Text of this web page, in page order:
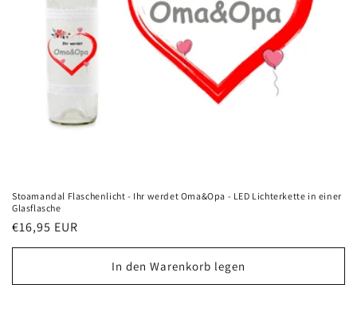
Stoamandal Flaschenlicht - Ihr werdet Oma&Opa - LED Lichterkette in einer
Glasflasche
Normaler
Preis
€16,95 EUR
In den Warenkorb legen